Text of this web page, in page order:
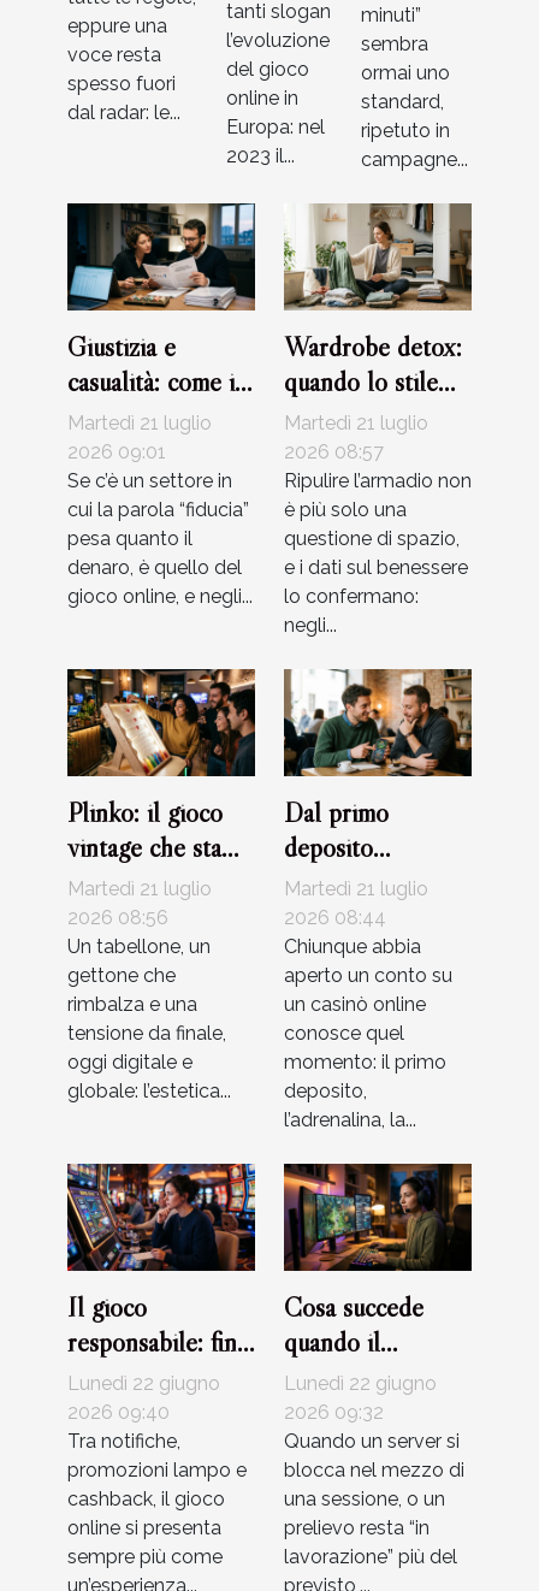
eppure una
voce resta
spesso fuori
dal radar: le...
tanti slogan
l’evoluzione
del gioco
online in
Europa: nel
2023 il...
minuti”
sembra
ormai uno
standard,
ripetuto in
campagne...
Giustizia e
casualità: come i
casinò certificano
i loro giochi
Martedì 21 luglio
2026 09:01
Se c’è un settore in
cui la parola “fiducia”
pesa quanto il
denaro, è quello del
gioco online, e negli...
Wardrobe detox:
quando lo stile
favorisce
l’equilibrio
interiore
Martedì 21 luglio
2026 08:57
Ripulire l’armadio non
è più solo una
questione di spazio,
e i dati sul benessere
lo confermano:
negli...
Plinko: il gioco
vintage che sta
rivoluzionando
l’intrattenimento
digitale
Martedì 21 luglio
2026 08:56
Un tabellone, un
gettone che
rimbalza e una
tensione da finale,
oggi digitale e
globale: l’estetica...
Dal primo
deposito
all’upgrade vip:
racconti veri di
giocatori
Martedì 21 luglio
2026 08:44
Chiunque abbia
aperto un conto su
un casinò online
conosce quel
momento: il primo
deposito,
l’adrenalina, la...
Il gioco
responsabile: fino
a che punto i
bonus influenzano
le abitudini dei
giocatori
Lunedì 22 giugno
2026 09:40
Tra notifiche,
promozioni lampo e
cashback, il gioco
online si presenta
sempre più come
un’esperienza...
Cosa succede
quando il
supporto clienti
fa la differenza
nel gioco digitale
Lunedì 22 giugno
2026 09:32
Quando un server si
blocca nel mezzo di
una sessione, o un
prelievo resta “in
lavorazione” più del
previsto,...